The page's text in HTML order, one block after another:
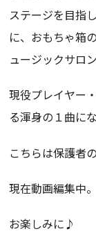
ステージを目指
に、おもちゃ箱
ュージックサロ
現役プレイヤー
る渾身の１曲に
こちらは保護者
現在動画編集中。
お楽しみに♪